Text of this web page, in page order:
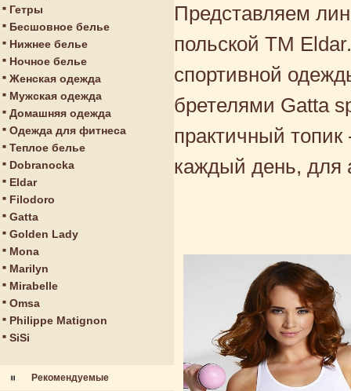
Гетры
Бесшовное белье
Нижнее белье
Ночное белье
Женская одежда
Мужская одежда
Домашняя одежда
Одежда для фитнеса
Теплое белье
Dobranocka
Eldar
Filodoro
Gatta
Golden Lady
Mona
Marilyn
Mirabelle
Omsa
Philippe Matignon
SiSi
Рекомендуемые
Представляем
польской ТМ
спортивной
бретелями Gatta
практичный
каждый день, для